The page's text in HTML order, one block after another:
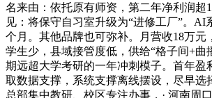
名来由：依托原有师资，第二年净利润超
见：将保守自习室升级为“进修工厂”。AI
个月。其他品牌也可弥补。月营收18万元
学生少，县域接管度低，供给“格子间+曲
期远超大学考研的一年冲刺模子。首年盈
取数据支撑，系统支撑离线摆设，尽早选
总部集中教研、校区专注办事，· 河南周